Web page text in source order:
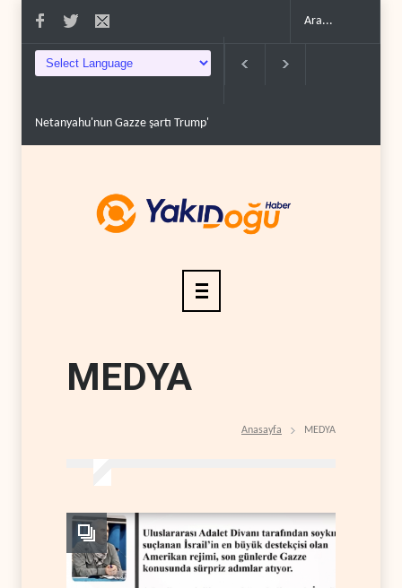
Netanyahu'nun Gazze şartı Trump'ın yol haritasını tıka..
MEDYA
Anasayfa MEDYA